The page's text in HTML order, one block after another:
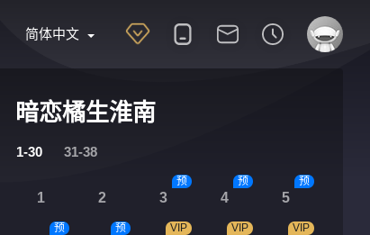
简体中文
暗恋橘生淮南
1-30 31-38
1 2 3
预
4
预
5
预
预 预 VIP VIP VIP